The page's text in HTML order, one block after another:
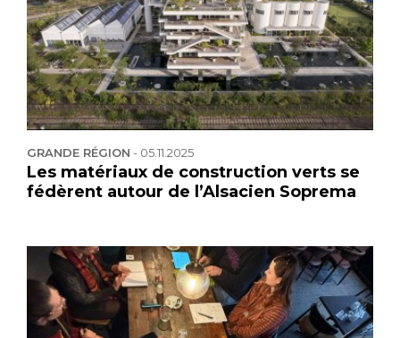
GRANDE RÉGION - 05.11.2025
Les matériaux de construction verts se
fédèrent autour de l’Alsacien Soprema